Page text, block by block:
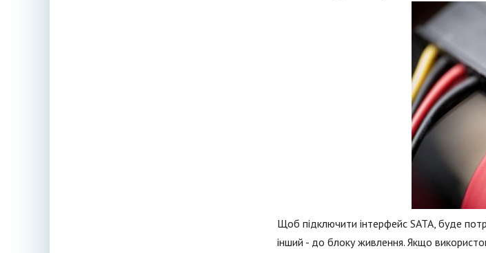
Щоб підключити інтерфейс SATA, буде
інший - до блоку живлення. Якщо